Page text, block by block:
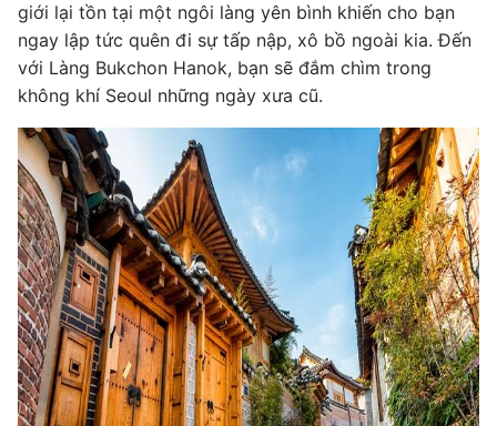
giới lại tồn tại một ngôi làng yên bình khiến cho bạn
ngay lập tức quên đi sự tấp nập, xô bồ ngoài kia. Đến
với Làng Bukchon Hanok, bạn sẽ đắm chìm trong
không khí Seoul những ngày xưa cũ.